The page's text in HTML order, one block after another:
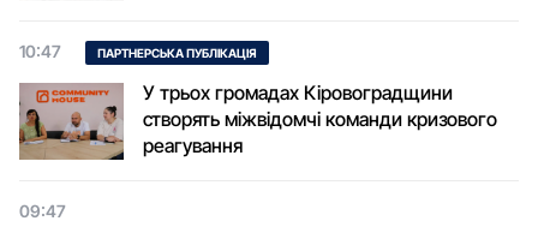
10:47 ПАРТНЕРСЬКА ПУБЛІКАЦІЯ
У трьох громадах Кіровоградщини
створять міжвідомчі команди кризового
реагування
09:47